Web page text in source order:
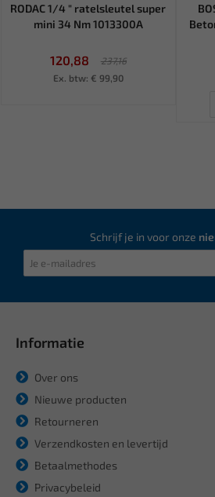
RODAC 1/4 " ratelsleutel super
mini 34 Nm 1013300A
120,88
237,16
Ex. btw: € 99,90
Schrijf je in voor onze
Informatie
Over ons
Nieuwe producten
Retourneren
Verzendkosten en levertijd
Betaalmethodes
Privacybeleid